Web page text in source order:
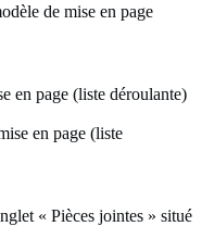
de mise en page
en page (liste déroulante)
en page (liste
« Pièces jointes » situé